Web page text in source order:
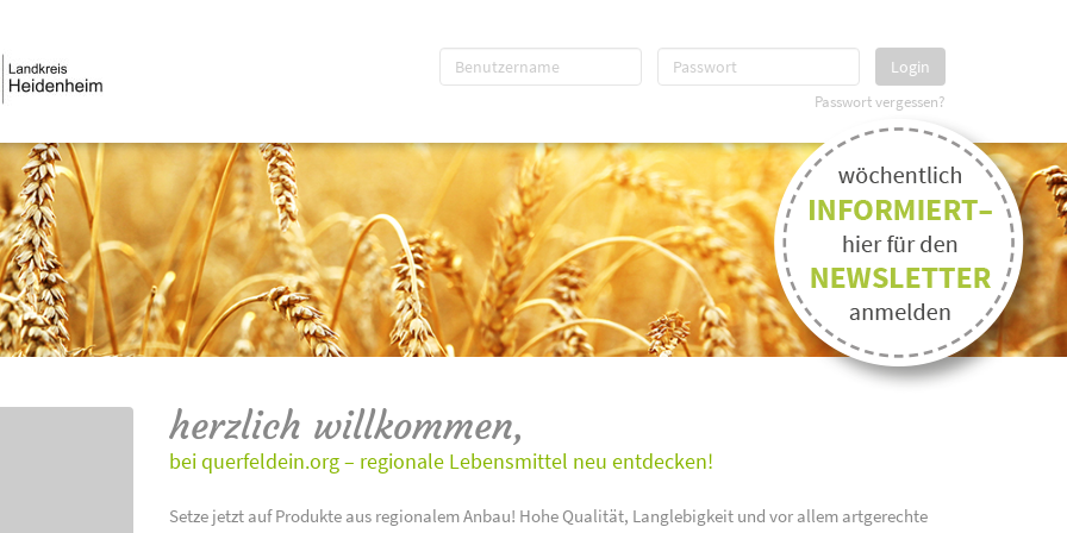
Login
Passwort vergessen?
herzlich willkommen,
bei querfeldein.org – regionale Lebensmittel neu entdecken!
Setze jetzt auf Produkte aus regionalem Anbau! Hohe Qualität, Langlebigkeit und vor allem artgerechte